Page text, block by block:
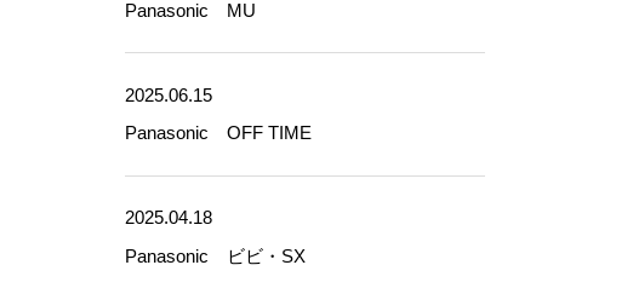
Panasonic MU
2025.06.15
Panasonic OFF TIME
2025.04.18
Panasonic ビビ・SX